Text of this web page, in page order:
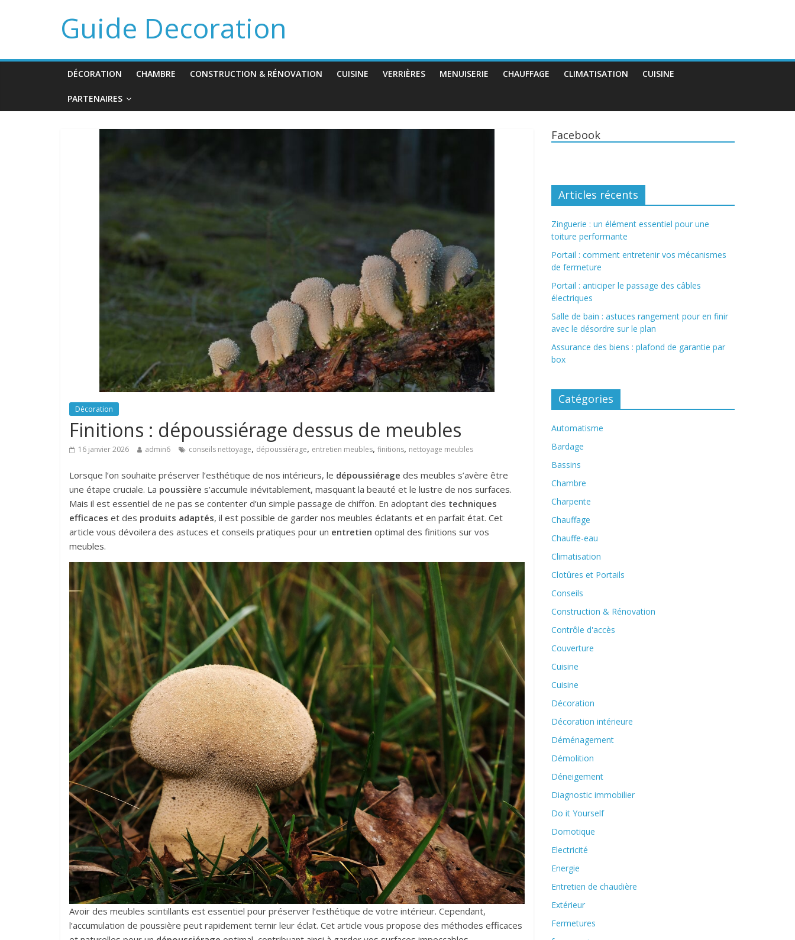
Guide Decoration
DÉCORATION CHAMBRE CONSTRUCTION & RÉNOVATION CUISINE VERRIÈRES MENUISERIE CHAUFFAGE CLIMATISATION CUISINE
PARTENAIRES
Décoration
Finitions : dépoussiérage dessus de meubles
16 janvier 2026 admin6 conseils nettoyage, dépoussiérage, entretien meubles, finitions, nettoyage meubles
Lorsque l’on souhaite préserver l’esthétique de nos intérieurs, le dépoussiérage des meubles s’avère être
une étape cruciale. La poussière s’accumule inévitablement, masquant la beauté et le lustre de nos surfaces.
Mais il est essentiel de ne pas se contenter d’un simple passage de chiffon. En adoptant des techniques
efficaces et des produits adaptés, il est possible de garder nos meubles éclatants et en parfait état. Cet
article vous dévoilera des astuces et conseils pratiques pour un entretien optimal des finitions sur vos
meubles.
Avoir des meubles scintillants est essentiel pour préserver l’esthétique de votre intérieur. Cependant,
l’accumulation de poussière peut rapidement ternir leur éclat. Cet article vous propose des méthodes efficaces
Facebook
Articles récents
Zinguerie : un élément essentiel pour une
toiture performante
Portail : comment entretenir vos mécanismes
de fermeture
Portail : anticiper le passage des câbles
électriques
Salle de bain : astuces rangement pour en finir
avec le désordre sur le plan
Assurance des biens : plafond de garantie par
box
Catégories
Automatisme
Bardage
Bassins
Chambre
Charpente
Chauffage
Chauffe-eau
Climatisation
Clotûres et Portails
Conseils
Construction & Rénovation
Contrôle d'accès
Couverture
Cuisine
Cuisine
Décoration
Décoration intérieure
Déménagement
Démolition
Déneigement
Diagnostic immobilier
Do it Yourself
Domotique
Electricité
Energie
Entretien de chaudière
Extérieur
Fermetures